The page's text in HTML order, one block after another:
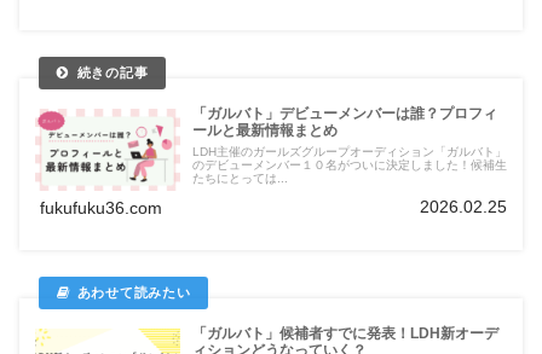
「ガルバト」デビューメンバーは誰？プロフィ
ールと最新情報まとめ
LDH主催のガールズグループオーディション「ガルバト」
のデビューメンバー１０名がついに決定しました！候補生
たちにとっては...
fukufuku36.com 2026.02.25
「ガルバト」候補者すでに発表！LDH新オーデ
ィションどうなっていく？